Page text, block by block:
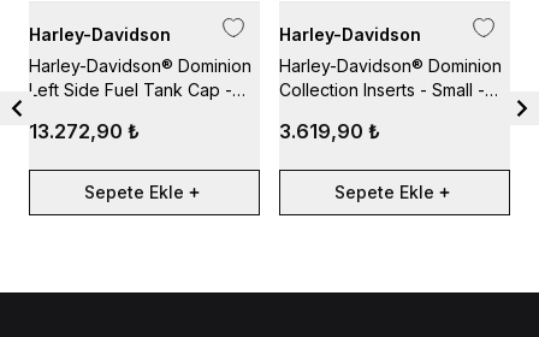
Harley-Davidson
Harley-Davidson® Dominion
Left Side Fuel Tank Cap -
13.272,90 ₺
Sepete Ekle
Harley-Davidson
Harley-Davidson® Dominion
Collection Inserts - Small -
3.619,90 ₺
Sepete Ekle